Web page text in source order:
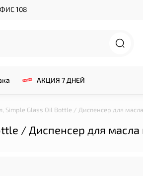
108
АКЦИЯ 7 ДНЕЙ
Simple Glass Oil Bottle / Диспенсер для
/ Диспенсер для